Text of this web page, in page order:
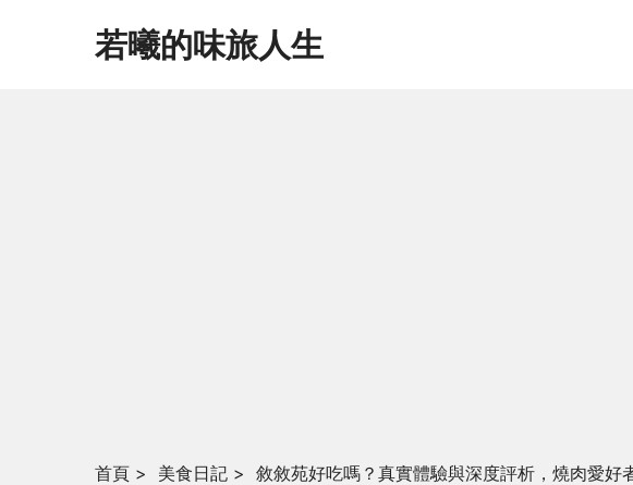
若曦的味旅人生
首頁 > 美食日記 > 敘敘苑好吃嗎？真實體驗與深度評析，燒肉愛好